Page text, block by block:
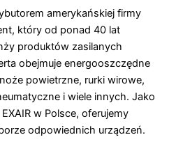
amerykańskiej firmy
który od ponad 40 lat
produktów zasilanych
obejmuje energooszczędne
powietrzne, rurki wirowe,
i wiele innych. Jako
w Polsce, oferujemy
odpowiednich urządzeń.